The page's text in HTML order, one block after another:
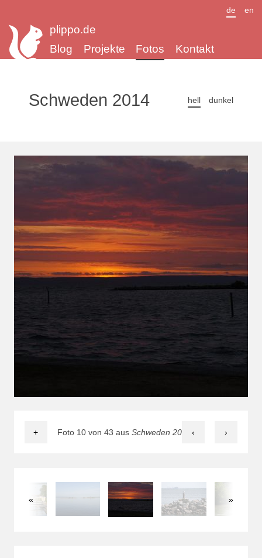
plippo.de
Blog
Projekte Fotos Kontakt
de en
Schweden 2014 hell dunkel
Foto 10 von 43 aus Schweden 2014
+ ‹ ›
« »